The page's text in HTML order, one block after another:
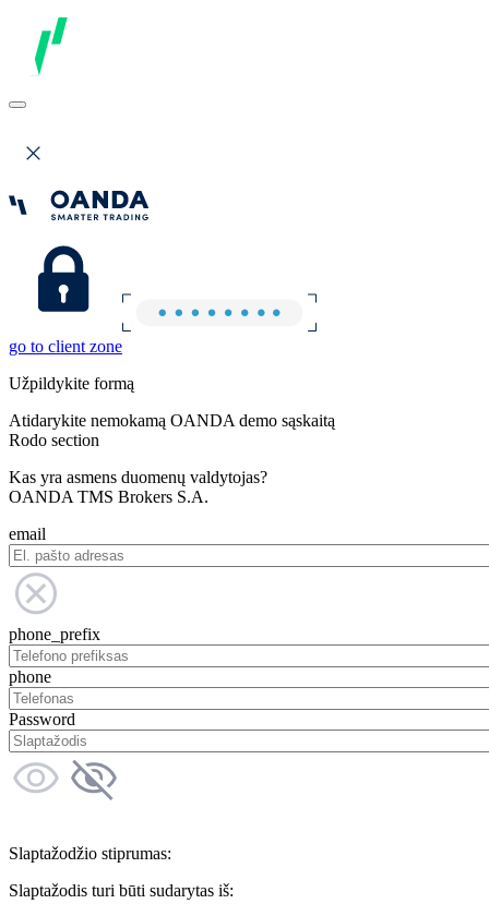
go to client zone
Užpildykite formą
Atidarykite nemokamą OANDA demo sąskaitą
Rodo section
Kas yra asmens duomenų valdytojas?
OANDA TMS Brokers S.A.
email
phone_prefix
phone
Password
Slaptažodžio stiprumas:
Slaptažodis turi būti sudarytas iš: